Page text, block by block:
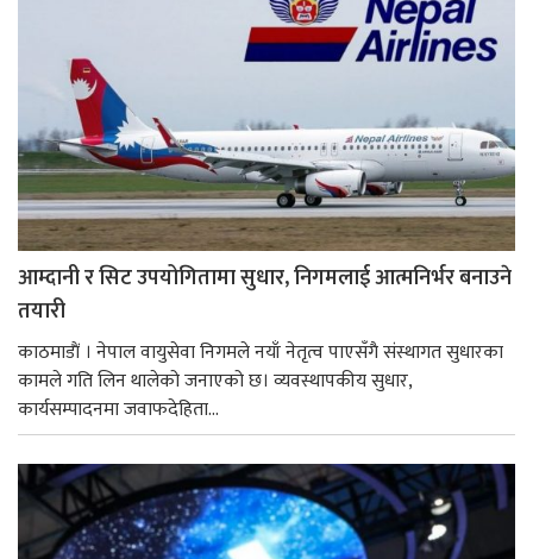
आम्दानी र सिट उपयोगितामा सुधार, निगमलाई आत्मनिर्भर बनाउने
तयारी
काठमाडाैं । नेपाल वायुसेवा निगमले नयाँ नेतृत्व पाएसँगै संस्थागत सुधारका
कामले गति लिन थालेको जनाएको छ। व्यवस्थापकीय सुधार,
कार्यसम्पादनमा जवाफदेहिता...